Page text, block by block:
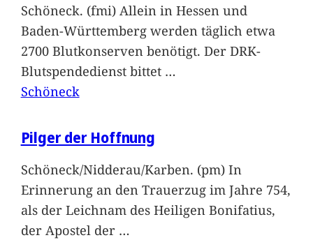
Schöneck. (fmi) Allein in Hessen und
Baden-Württemberg werden täglich etwa
2700 Blutkonserven benötigt. Der DRK-
Blutspendedienst bittet …
Schöneck
Pilger der Hoffnung
Schöneck/Nidderau/Karben. (pm) In
Erinnerung an den Trauerzug im Jahre 754,
als der Leichnam des Heiligen Bonifatius,
der Apostel der …